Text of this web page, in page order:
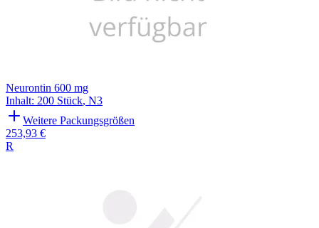
Neurontin 600 mg
Inhalt: 200 Stück, N3
Weitere Packungsgrößen
253,93 €
R